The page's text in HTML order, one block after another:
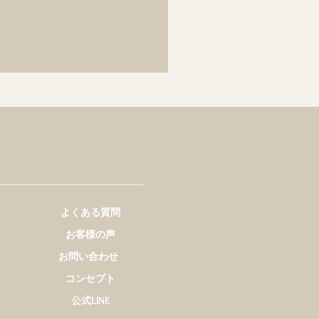
よくある質問
お客様の声
お問い合わせ
コンセプト
公式LINE